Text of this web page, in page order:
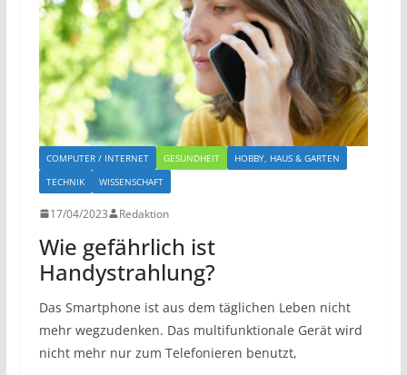
COMPUTER / INTERNET GESUNDHEIT
HOBBY, HAUS & GARTEN
TECHNIK
WISSENSCHAFT
17/04/2023 Redaktion
Wie gefährlich ist
Handystrahlung?
Das Smartphone ist aus dem täglichen Leben nicht
mehr wegzudenken. Das multifunktionale Gerät wird
nicht mehr nur zum Telefonieren benutzt,